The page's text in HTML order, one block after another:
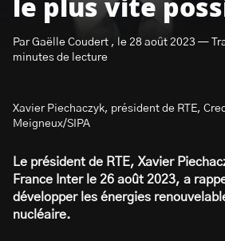
le plus vite
Par Gaëlle Coudert , le 28 août 2023 —
minutes de lecture
Xavier Piechaczyk, président de RTE,
Meigneux/SIPA
Le président de RTE, Xavier
France Inter le 26 août 2023, a
développer les énergies
nucléaire.
S’abonner à la newsletter